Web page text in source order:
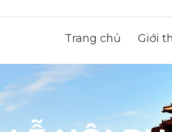
Trang chủ Giới